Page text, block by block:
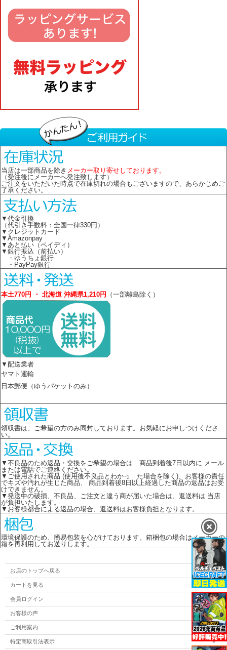
当店は一部商品を除き メーカー取り寄せしております。
（受注後にメーカーへ発注致します）
ご注文をいただいた時点で在庫切れの場合もございますので、あらかじめご
了承ください。
▼代金引換
（代引き手数料：全国一律330円）
▼クレジットカード
▼Amazonpay
▼あと払い（ペイディ）
▼銀行振込（前払い）
・ゆうちょ銀行
・PayPay銀行
本土770円 ・ 北海道 沖縄県1,210円 （一部離島除く）
▼配送業者
ヤマト運輸
日本郵便（ゆうパケットのみ）
領収書は、ご希望の方のみ同封しております。お気軽にお申しつけくださ
い。
▼不良品のため返品・交換をご希望の場合は 商品到着後7日以内に メール
または電話でご連絡ください。
▼ご使用された商品 (使用後不良品とわかっ た場合を除く)、お客様の責任
でキズや汚れが生じた商品、 商品到着後8日以上経過した商品の返品はお受
けできません。
▼発送中の破損、不良品、ご注文と違う商が届いた場合は、返送料は 当店
が負担いたします。
▼お客様都合による返品の場合、返送料はお客様負担となります。
環境保護のため、簡易包装を心がけております。箱梱包の場合はメーカーの
箱を再利用してお送りします。
お店のトップへ戻る
カートを見る
会員ログイン
お客様の声
ご利用案内
特定商取引法表示